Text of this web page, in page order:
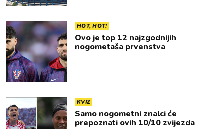
HOT, HOT!
Ovo je top 12 najzgodnijih
nogometaša prvenstva
KVIZ
Samo nogometni znalci će
prepoznati ovih 10/10 zvijezda